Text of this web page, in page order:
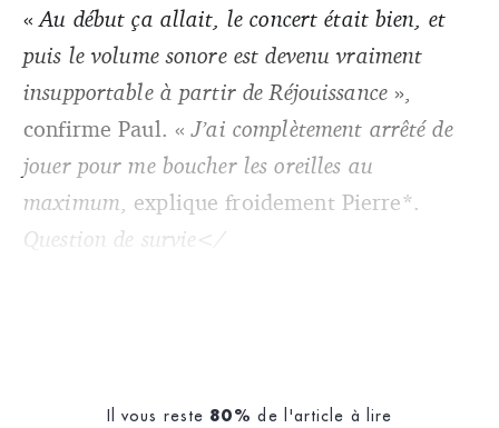
«Au début ça allait, le concert était bien, et
puis le volume sonore est devenu vraiment
insupportable à partir de Réjouissance»,
confirme Paul. «J’ai complètement arrêté de
jouer pour me boucher les oreilles au
maximum, explique froidement Pierre*.
Question de survie</
Il vous reste 80% de l'article à lire